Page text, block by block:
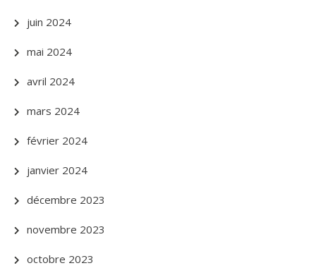
juin 2024
mai 2024
avril 2024
mars 2024
février 2024
janvier 2024
décembre 2023
novembre 2023
octobre 2023